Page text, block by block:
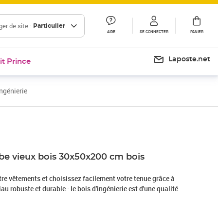
de site : Particulier
AIDE SE CONNECTER PANIER
Prince Laposte.net
vieux bois 30x50x200 cm bois
vêtements et choisissez facilement votre tenue grâce à
robuste et durable : le bois d'ingénierie est d'une qualité
lisse et présente également résistance, stabilité et